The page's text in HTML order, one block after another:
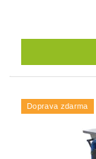
Doprava zdarma